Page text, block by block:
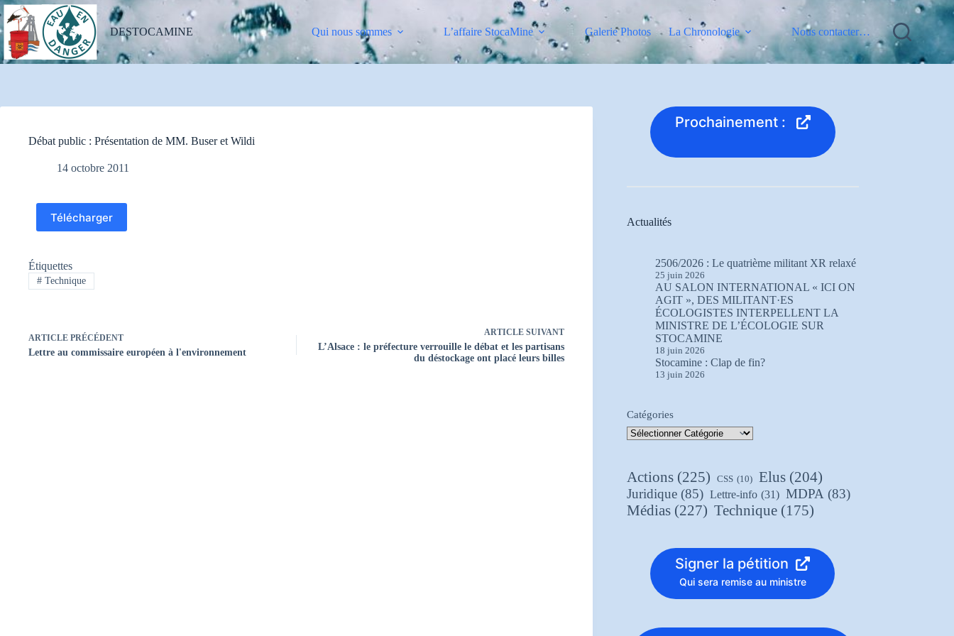
Passer
au
contenu
DESTOCAMINE Qui nous sommes L’affaire StocaMine Galerie Photos La Chronologie Nous contacter…
Débat public : Présentation de MM. Buser et Wildi
14 octobre 2011
Télécharger
Étiquettes
#Technique
ARTICLE PRÉCÉDENT
Lettre au commissaire européen à l'environnement
ARTICLESUIVANT
L’Alsace : le préfecture verrouille le débat et les partisans
du déstockage ont placé leurs billes
Prochainement :
Actualités
2506/2026 : Le quatrième militant XR relaxé
25 juin 2026
AU SALON INTERNATIONAL « ICI ON
AGIT », DES MILITANT·ES
ÉCOLOGISTES INTERPELLENT LA
MINISTRE DE L’ÉCOLOGIE SUR
STOCAMINE
18 juin 2026
Stocamine : Clap de fin?
13 juin 2026
Catégories
Actions (225) CSS (10) Elus (204)
Juridique (85) Lettre-info (31) MDPA (83)
Médias (227) Technique (175)
Signer la pétition
Qui sera remise au ministre